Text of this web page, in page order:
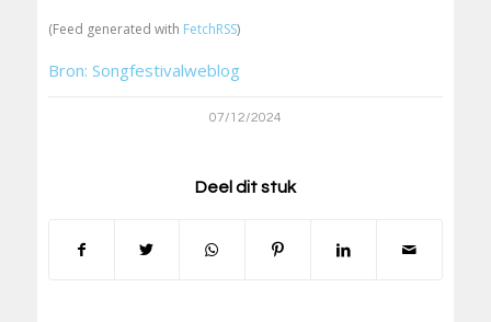
(Feed generated with FetchRSS)
Bron: Songfestivalweblog
07/12/2024
Deel dit stuk